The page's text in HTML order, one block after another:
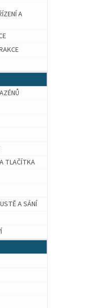
A
TLAČÍTKA
A SÁNÍ